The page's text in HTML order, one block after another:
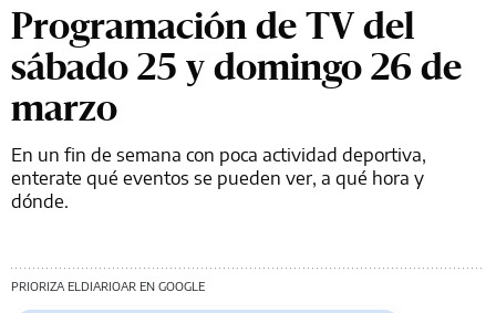
Programación de TV del
sábado 25 y domingo 26 de
marzo
En un fin de semana con poca actividad deportiva,
enterate qué eventos se pueden ver, a qué hora y
dónde.
PRIORIZA ELDIARIOAR EN GOOGLE